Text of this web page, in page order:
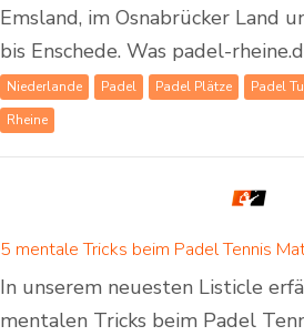
Emsland, im Osnabrücker Land
bis Enschede. Was padel-
Niederlande Padel Padel Plätze Padel
Rheine
In unserem neuesten Listicle
mentalen Tricks beim Padel